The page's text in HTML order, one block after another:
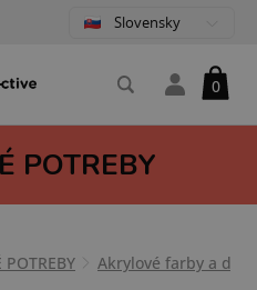
Slovensky
0
POTREBY
POTREBY Akrylové farby a